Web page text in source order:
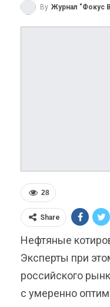
By Журнал "Фокус
28
Share
Нефтяные
Эксперты при
российского
с умеренно